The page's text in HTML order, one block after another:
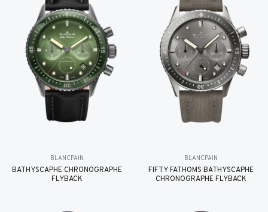
BLANCPAIN
BATHYSCAPHE CHRONOGRAPHE
FLYBACK
BLANCPAIN
FIFTY FATHOMS BATHYSCAPHE
CHRONOGRAPHE FLYBACK